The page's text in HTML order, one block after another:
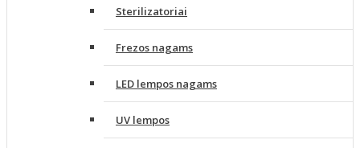
Sterilizatoriai
Frezos nagams
LED lempos nagams
UV lempos